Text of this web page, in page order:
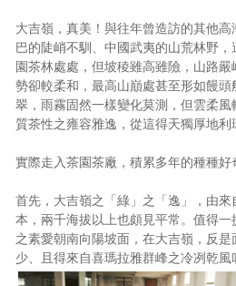
大吉嶺，真美！與往年曾造訪的其他
巴的陡峭不馴、中國武夷的山荒林野
園茶林處處，但坡稜雖高雖險，山路
勢卻較柔和，最高山巔處甚至形如饅
翠，雨霧固然一樣變化莫測，但雲柔
質茶性之雍容雅逸，從這得天獨厚地利
實際走入茶園茶廠，積累多年的種種好
首先，大吉嶺之「綠」之「逸」，由
本，兩千海拔以上也頗見平常。值得
之素愛朝南向陽坡面，在大吉嶺，反
少、且得來自喜瑪拉雅群峰之冷冽乾風